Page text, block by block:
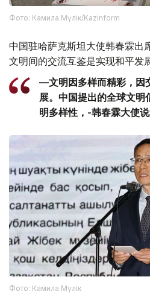
Фото: Камила Мүлік/Kazinform
中国驻哈萨克斯坦大使韩春霖出
文明间的交流互鉴是实现和平发
—文明因多样而精彩，因
展。中国提出的全球文
明多样性，-韩春霖大使说
Фото: Камила Мүлік